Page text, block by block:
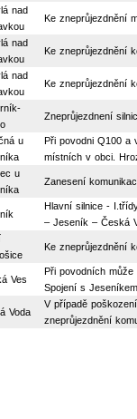
nad
Ke zneprůjezdnění
nad
Ke zneprůjezdnění
nad
Ke zneprůjezdnění
Zneprůjezdnení
u
Při povodni Q100 a
místních v obci.
u
Zanesení
Hlavní silnice -
– Jeseník – Česká
Ke zneprůjezdnění
Ves
Při povodních
Spojení s
Voda
V případě
zneprůjezdnění